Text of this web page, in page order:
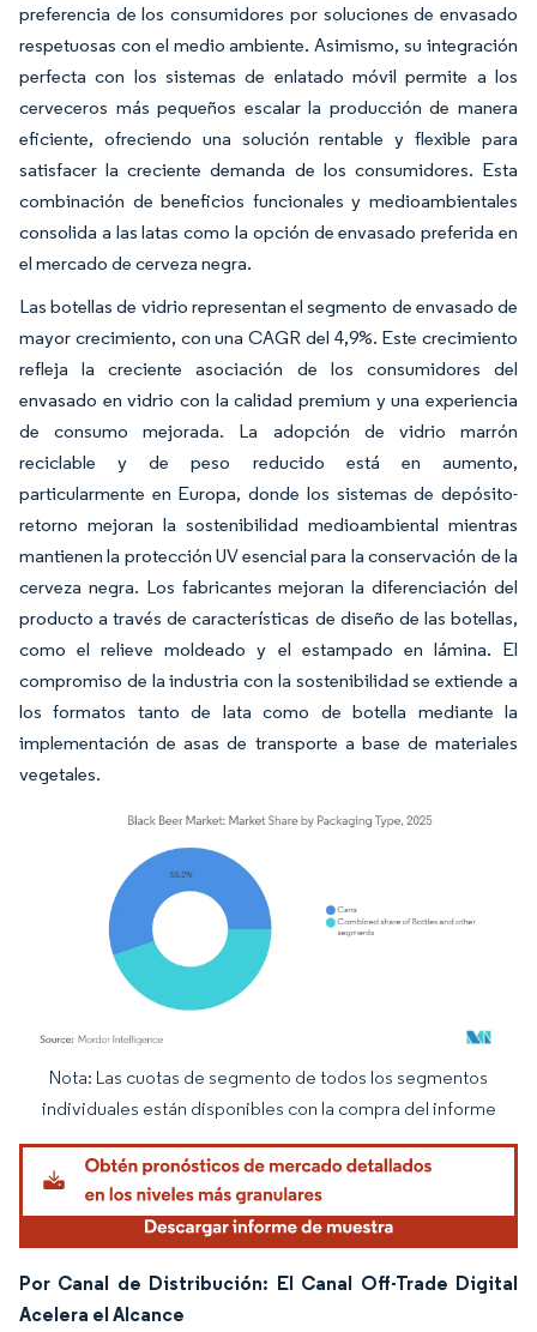
preferencia de los consumidores por soluciones de envasado
respetuosas con el medio ambiente. Asimismo, su integración
perfecta con los sistemas de enlatado móvil permite a los
cerveceros más pequeños escalar la producción de manera
eficiente, ofreciendo una solución rentable y flexible para
satisfacer la creciente demanda de los consumidores. Esta
combinación de beneficios funcionales y medioambientales
consolida a las latas como la opción de envasado preferida en
el mercado de cerveza negra.
Las botellas de vidrio representan el segmento de envasado de
mayor crecimiento, con una CAGR del 4,9%. Este crecimiento
refleja la creciente asociación de los consumidores del
envasado en vidrio con la calidad premium y una experiencia
de consumo mejorada. La adopción de vidrio marrón
reciclable y de peso reducido está en aumento,
particularmente en Europa, donde los sistemas de depósito-
retorno mejoran la sostenibilidad medioambiental mientras
mantienen la protección UV esencial para la conservación de la
cerveza negra. Los fabricantes mejoran la diferenciación del
producto a través de características de diseño de las botellas,
como el relieve moldeado y el estampado en lámina. El
compromiso de la industria con la sostenibilidad se extiende a
los formatos tanto de lata como de botella mediante la
implementación de asas de transporte a base de materiales
vegetales.
Imagen © Mordor Intelligence. El uso requiere atribución según CC BY 4.0.
Nota: Las cuotas de segmento de todos los segmentos
individuales están disponibles con la compra del informe
Por Canal de Distribución: El Canal Off-Trade Digital
Acelera el Alcance